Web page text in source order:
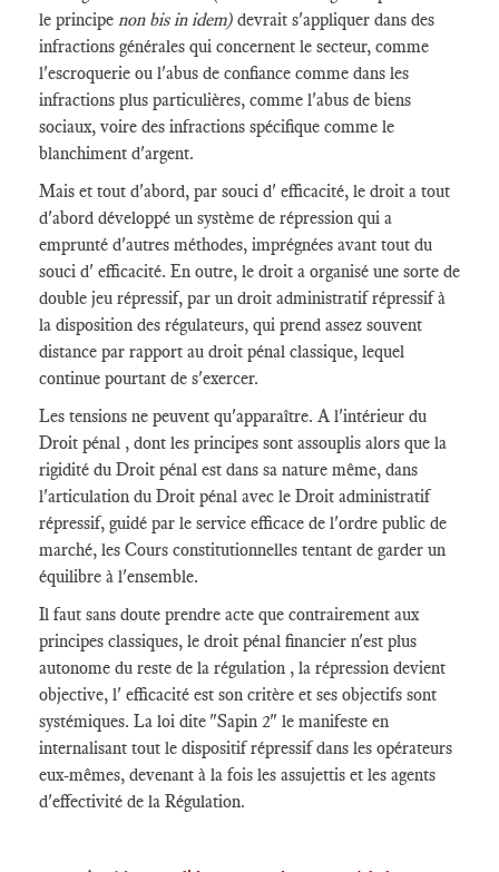
le principe non bis in idem) devrait s'appliquer dans des
infractions générales qui concernent le secteur, comme
l'escroquerie ou l'abus de confiance comme dans les
infractions plus particulières, comme l'abus de biens
sociaux, voire des infractions spécifique comme le
blanchiment d'argent.
Mais et tout d'abord, par souci d' efficacité, le droit a tout
d'abord développé un système de répression qui a
emprunté d'autres méthodes, imprégnées avant tout du
souci d' efficacité. En outre, le droit a organisé une sorte de
double jeu répressif, par un droit administratif répressif à
la disposition des régulateurs, qui prend assez souvent
distance par rapport au droit pénal classique, lequel
continue pourtant de s'exercer.
Les tensions ne peuvent qu'apparaître. A l'intérieur du
Droit pénal , dont les principes sont assouplis alors que la
rigidité du Droit pénal est dans sa nature même, dans
l'articulation du Droit pénal avec le Droit administratif
répressif, guidé par le service efficace de l'ordre public de
marché, les Cours constitutionnelles tentant de garder un
équilibre à l'ensemble.
Il faut sans doute prendre acte que contrairement aux
principes classiques, le droit pénal financier n'est plus
autonome du reste de la régulation , la répression devient
objective, l' efficacité est son critère et ses objectifs sont
systémiques. La loi dite "Sapin 2" le manifeste en
internalisant tout le dispositif répressif dans les opérateurs
eux-mêmes, devenant à la fois les assujettis et les agents
d'effectivité de la Régulation.